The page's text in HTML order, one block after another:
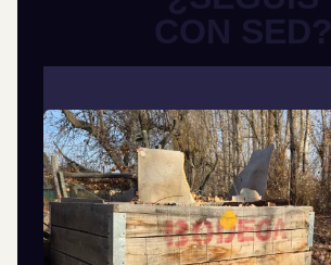
CON SED?